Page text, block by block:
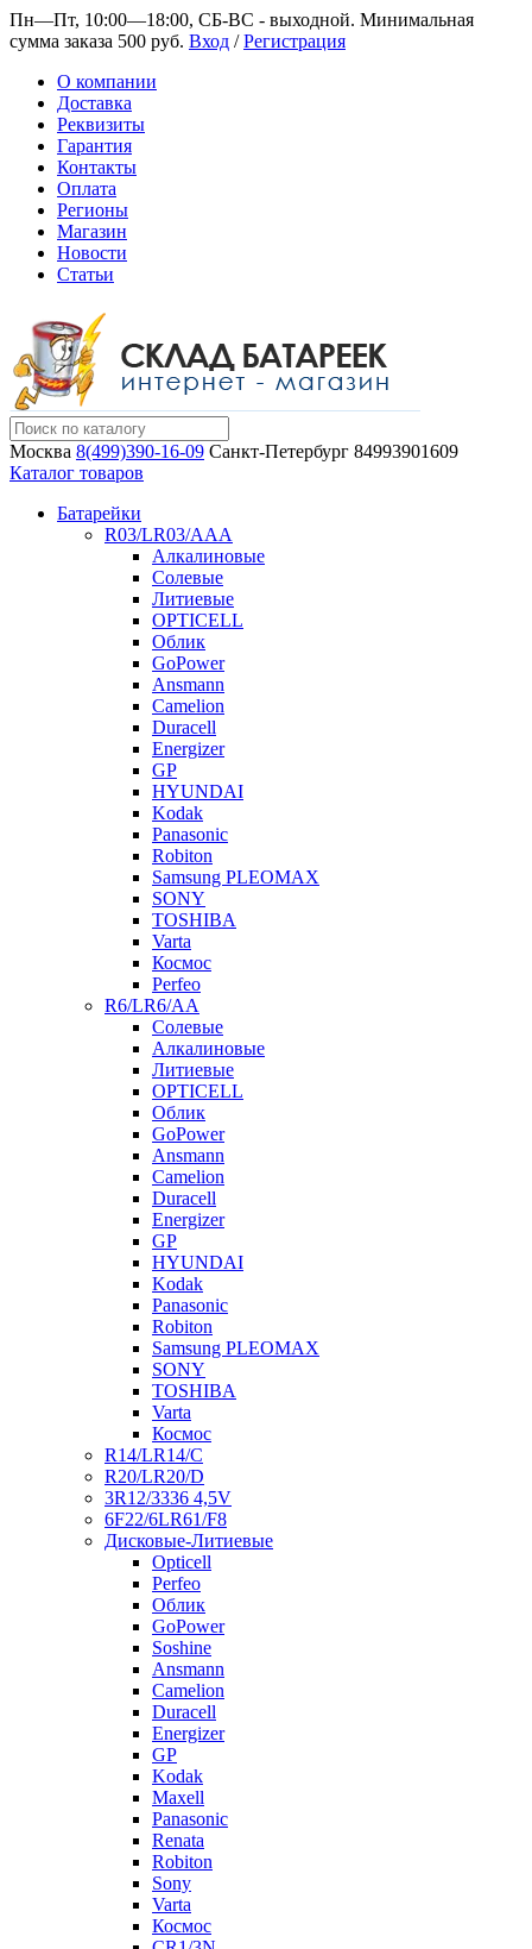
Пн—Пт, 10:00—18:00, СБ-ВС - выходной. Минимальная
сумма заказа 500 руб. Вход /Регистрация
О компании
Доставка
Реквизиты
Гарантия
Контакты
Оплата
Регионы
Магазин
Новости
Статьи
Москва 8(499)390-16-09 Санкт-Петербург 84993901609
Каталог товаров
Батарейки
R03/LR03/AAA
Алкалиновые
Солевые
Литиевые
OPTICELL
Облик
GoPower
Ansmann
Camelion
Duracell
Energizer
GP
HYUNDAI
Kodak
Panasonic
Robiton
Samsung PLEOMAX
SONY
TOSHIBA
Varta
Космос
Perfeo
R6/LR6/AA
Солевые
Алкалиновые
Литиевые
OPTICELL
Облик
GoPower
Ansmann
Camelion
Duracell
Energizer
GP
HYUNDAI
Kodak
Panasonic
Robiton
Samsung PLEOMAX
SONY
TOSHIBA
Varta
Космос
R14/LR14/C
R20/LR20/D
3R12/3336 4,5V
6F22/6LR61/F8
Дисковые-Литиевые
Opticell
Perfeo
Облик
GoPower
Soshine
Ansmann
Camelion
Duracell
Energizer
GP
Kodak
Maxell
Panasonic
Renata
Robiton
Sony
Varta
Космос